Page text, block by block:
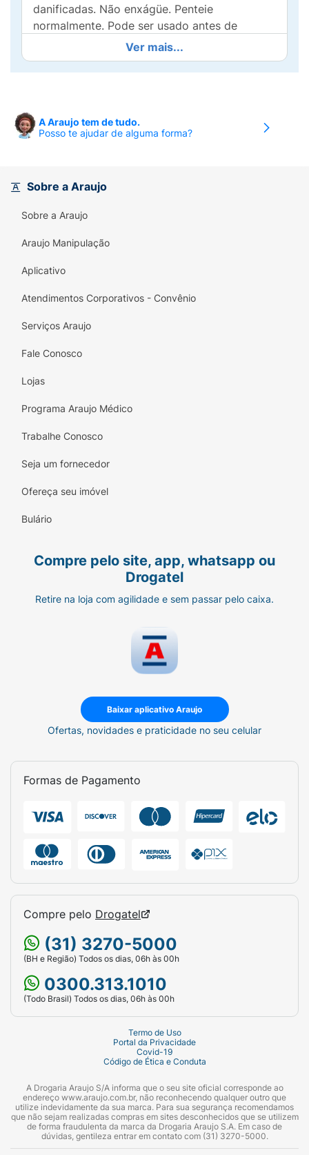
danificadas. Não enxágüe. Penteie
normalmente. Pode ser usado antes de
escovar para proteger os fios.
Ver mais...
A Araujo tem de tudo.
Posso te ajudar de alguma forma?
Sobre a Araujo
Sobre a Araujo
Araujo Manipulação
Aplicativo
Atendimentos Corporativos - Convênio
Serviços Araujo
Fale Conosco
Lojas
Programa Araujo Médico
Trabalhe Conosco
Seja um fornecedor
Ofereça seu imóvel
Bulário
Compre pelo site, app, whatsapp ou
Drogatel
Retire na loja com agilidade e sem passar pelo caixa.
Baixar aplicativo Araujo
Ofertas, novidades e praticidade no seu celular
Formas de Pagamento
Compre pelo Drogatel
(31) 3270-5000
(BH e Região) Todos os dias, 06h às 00h
0300.313.1010
(Todo Brasil) Todos os dias, 06h às 00h
Termo de Uso
Portal da Privacidade
Covid-19
Código de Ética e Conduta
A Drogaria Araujo S/A informa que o seu site oficial corresponde ao
endereço www.araujo.com.br, não reconhecendo qualquer outro que
utilize indevidamente da sua marca. Para sua segurança recomendamos
que não sejam realizadas compras em sites desconhecidos que se utilizem
de forma fraudulenta da marca da Drogaria Araujo S.A. Em caso de
dúvidas, gentileza entrar em contato com (31) 3270-5000.